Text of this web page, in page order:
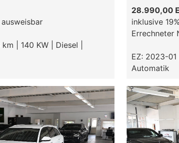
| 140 KW | Diesel |
28.990,00
inklusive
Errechneter
EZ: 2023-01
Automatik